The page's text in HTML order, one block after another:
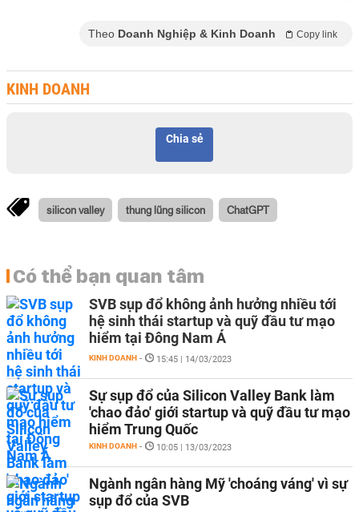
Theo Doanh Nghiệp & Kinh Doanh Copy link
KINH DOANH
Chia sẻ
silicon valley thung lũng silicon ChatGPT
Có thể bạn quan tâm
SVB sụp đổ không ảnh hưởng nhiều tới
hệ sinh thái startup và quỹ đầu tư mạo
hiểm tại Đông Nam Á
KINH DOANH - 15:45 | 14/03/2023
Sự sụp đổ của Silicon Valley Bank làm
'chao đảo' giới startup và quỹ đầu tư mạo
hiểm Trung Quốc
KINH DOANH - 10:05 | 13/03/2023
Ngành ngân hàng Mỹ 'choáng váng' vì sự
sụp đổ của SVB